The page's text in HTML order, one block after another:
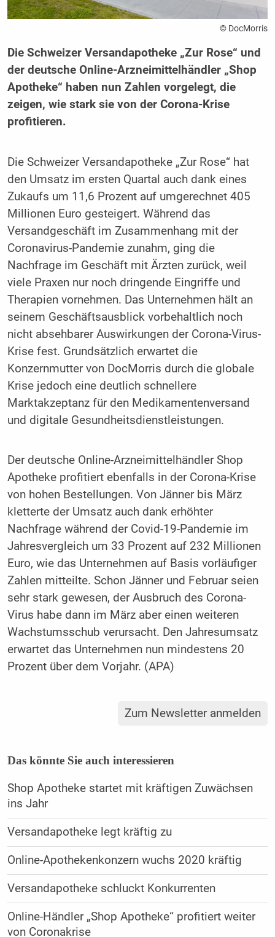
© DocMorris
Die Schweizer Versandapotheke „Zur Rose“ und
der deutsche Online-Arzneimittelhändler „Shop
Apotheke“ haben nun Zahlen vorgelegt, die
zeigen, wie stark sie von der Corona-Krise
profitieren.
Die Schweizer Versandapotheke „Zur Rose“ hat
den Umsatz im ersten Quartal auch dank eines
Zukaufs um 11,6 Prozent auf umgerechnet 405
Millionen Euro gesteigert. Während das
Versandgeschäft im Zusammenhang mit der
Coronavirus-Pandemie zunahm, ging die
Nachfrage im Geschäft mit Ärzten zurück, weil
viele Praxen nur noch dringende Eingriffe und
Therapien vornehmen. Das Unternehmen hält an
seinem Geschäftsausblick vorbehaltlich noch
nicht absehbarer Auswirkungen der Corona-Virus-
Krise fest. Grundsätzlich erwartet die
Konzernmutter von DocMorris durch die globale
Krise jedoch eine deutlich schnellere
Marktakzeptanz für den Medikamentenversand
und digitale Gesundheitsdienstleistungen.
Der deutsche Online-Arzneimittelhändler Shop
Apotheke profitiert ebenfalls in der Corona-Krise
von hohen Bestellungen. Von Jänner bis März
kletterte der Umsatz auch dank erhöhter
Nachfrage während der Covid-19-Pandemie im
Jahresvergleich um 33 Prozent auf 232 Millionen
Euro, wie das Unternehmen auf Basis vorläufiger
Zahlen mitteilte. Schon Jänner und Februar seien
sehr stark gewesen, der Ausbruch des Corona-
Virus habe dann im März aber einen weiteren
Wachstumsschub verursacht. Den Jahresumsatz
erwartet das Unternehmen nun mindestens 20
Prozent über dem Vorjahr. (APA)
Zum Newsletter anmelden
Das könnte Sie auch interessieren
Shop Apotheke startet mit kräftigen Zuwächsen
ins Jahr
Versandapotheke legt kräftig zu
Online-Apothekenkonzern wuchs 2020 kräftig
Versandapotheke schluckt Konkurrenten
Online-Händler „Shop Apotheke“ profitiert weiter
von Coronakrise